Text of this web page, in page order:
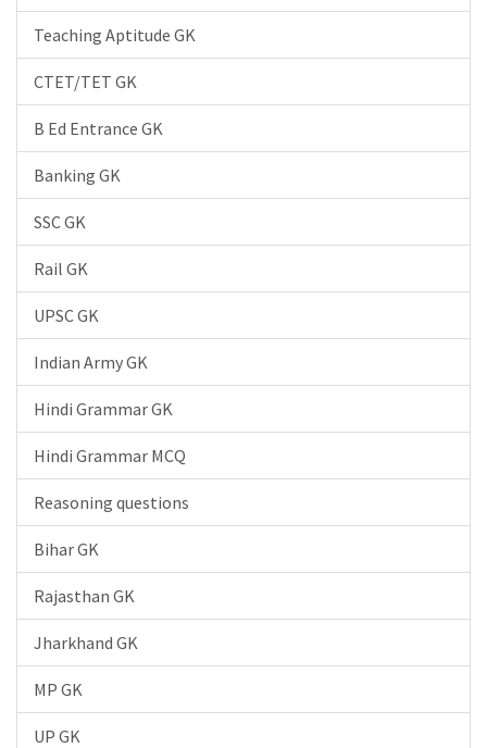
Teaching Aptitude GK
CTET/TET GK
B Ed Entrance GK
Banking GK
SSC GK
Rail GK
UPSC GK
Indian Army GK
Hindi Grammar GK
Hindi Grammar MCQ
Reasoning questions
Bihar GK
Rajasthan GK
Jharkhand GK
MP GK
UP GK